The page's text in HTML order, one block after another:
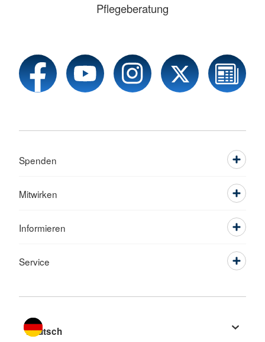
Pflegeberatung
Spenden
Mitwirken
Informieren
Service
Sprache wechseln zu